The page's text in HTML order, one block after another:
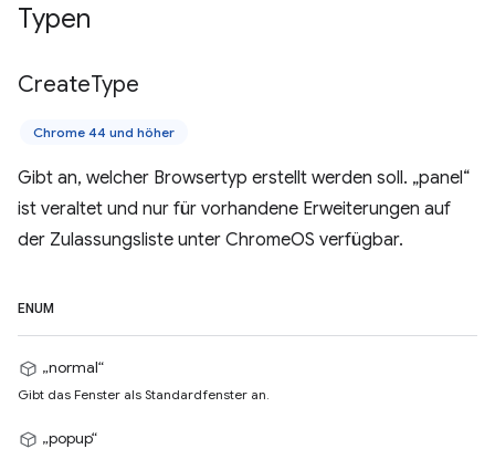
Typen
CreateType
Chrome 44 und höher
Gibt an, welcher Browsertyp erstellt werden soll. „panel“
ist veraltet und nur für vorhandene Erweiterungen auf
der Zulassungsliste unter ChromeOS verfügbar.
ENUM
„normal“
Gibt das Fenster als Standardfenster an.
„popup“